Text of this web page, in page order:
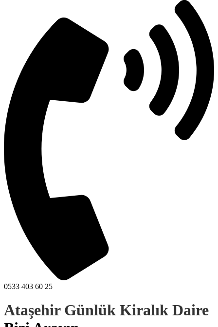
0533 403 60 25
Ataşehir Günlük Kiralık Daire